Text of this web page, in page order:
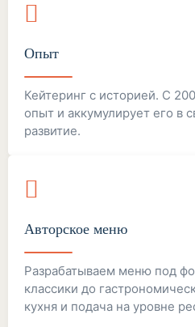
Опыт
Кейтеринг с историей. С
опыт и аккумулирует его в
развитие.
Авторское меню
Разрабатываем меню под
классики до
кухня и подача на уровне